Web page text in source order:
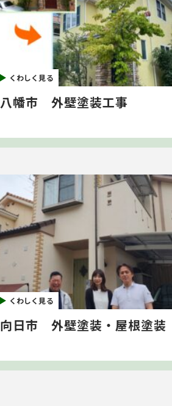
くわしく見る
八幡市 外壁塗装工事
くわしく見る
向日市 外壁塗装・屋根塗装